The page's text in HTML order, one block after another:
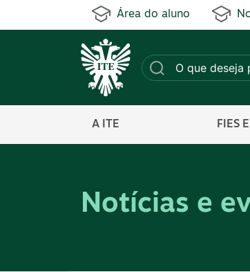
Área do aluno
A ITE FIES
Notícias e